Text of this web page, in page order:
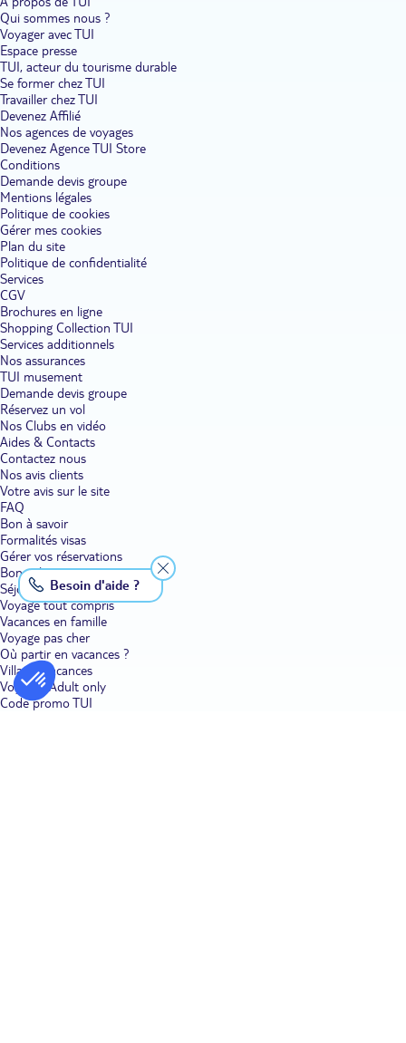
Qui sommes nous ?
Voyager avec TUI
Espace presse
TUI, acteur du tourisme durable
Se former chez TUI
Travailler chez TUI
Devenez Affilié
Nos agences de voyages
Devenez Agence TUI Store
Conditions
Demande devis groupe
Mentions légales
Politique de cookies
Gérer mes cookies
Plan du site
Politique de confidentialité
Services
CGV
Brochures en ligne
Shopping Collection TUI
Services additionnels
Nos assurances
TUI musement
Demande devis groupe
Réservez un vol
Nos Clubs en vidéo
Aides & Contacts
Contactez nous
Nos avis clients
Votre avis sur le site
FAQ
Bon à savoir
Formalités visas
Gérer vos réservations
Bons plans voyage
Séjour
Voyage tout compris
Vacances en famille
Voyage pas cher
Où partir en vacances ?
Villages vacances
Voyages Adult only
Code promo TUI
Besoin d'aide ?